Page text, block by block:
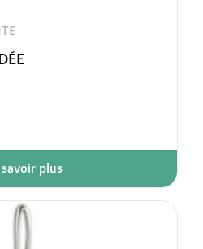
savoir plus